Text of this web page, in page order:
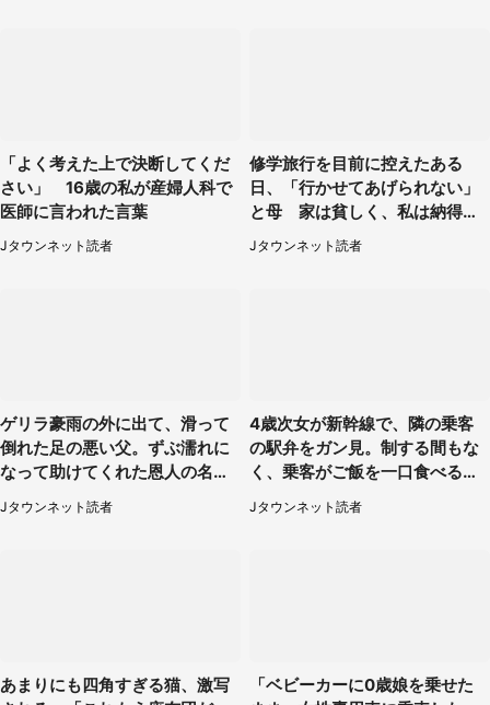
「よく考えた上で決断してくだ
さい」 16歳の私が産婦人科で
医師に言われた言葉
Jタウンネット読者
修学旅行を目前に控えたある
日、「行かせてあげられない」
と母 家は貧しく、私は納得し
たけれど...（北海道・70代以上
女性）
Jタウンネット読者
ゲリラ豪雨の外に出て、滑って
倒れた足の悪い父。ずぶ濡れに
なって助けてくれた恩人の名前
Jタウンネット読者
4歳次女が新幹線で、隣の乗客
の駅弁をガン見。制する間もな
く、乗客がご飯を一口食べると
（茨城県・50代女性）
Jタウンネット読者
あまりにも四角すぎる猫、激写
「ベビーカーに0歳娘を乗せた